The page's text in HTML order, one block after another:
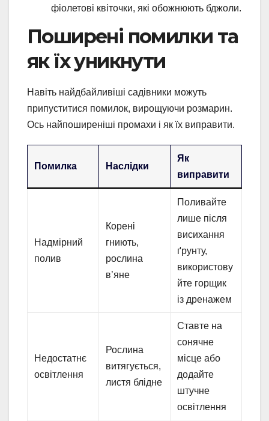
фіолетові квіточки, які обожнюють бджоли.
Поширені помилки та
як їх уникнути
Навіть найдбайливіші садівники можуть
припуститися помилок, вирощуючи розмарин.
Ось найпоширеніші промахи і як їх виправити.
Помилка Наслідки
Як
виправити
Надмірний
полив
Корені
гниють,
рослина
в’яне
Поливайте
лише після
висихання
ґрунту,
використову
йте горщик
із дренажем
Недостатнє
освітлення
Рослина
витягується,
листя блідне
Ставте на
сонячне
місце або
додайте
штучне
освітлення